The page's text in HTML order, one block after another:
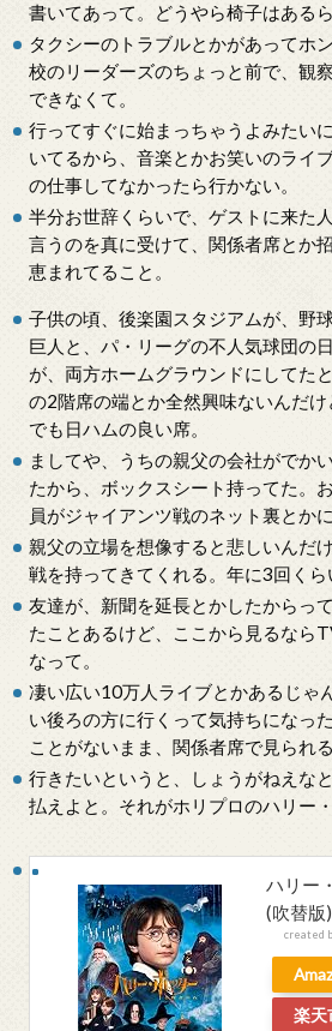
書いてあって。どうやら椅子はあるら
タクシーのトラブルとかがあってホ
校のリーダーズのちょっと前で、観
できなくて。
行ってすぐに始まっちゃうよみたい
いてるから、音楽とかお笑いのライ
の仕事してなかったら行かない。
半分お世辞くらいで、ゲストに来た
言うのを真に受けて、関係者席とか
恵まれてること。
子供の頃、後楽園スタジアムが、野
巨人と、パ・リーグの不人気球団の
が、両方ホームグラウンドにしてた
の2階席の端とか全然興味ないんだ
でも日ハムの良い席。
ましてや、うちの親父の会社がでか
たから、ボックスシート持ってた。
員がジャイアンツ戦のネット裏とかに
親父の立場を想像すると悲しいんだ
戦を持ってきてくれる。年に3回くら
友達が、新聞を延長とかしたからっ
たことあるけど、ここから見るなら
なって。
凄い広い10万人ライブとかあるじゃ
い後ろの方に行くって気持ちになっ
ことがないまま、関係者席で見られ
行きたいというと、しょうがねえな
払えよと。それがホリプロのハリー
ハリー
(吹替版)
created
楽天